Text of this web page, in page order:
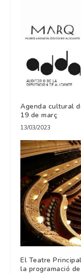
Agenda cultural
19 de març
13/03/2023
El Teatre
la programació